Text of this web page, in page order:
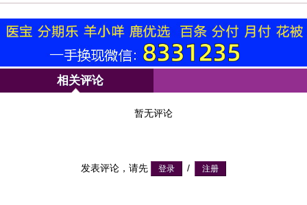
相关评论
暂无评论
发表评论，请先 /